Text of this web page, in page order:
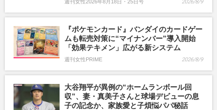
週刊女性2026年8月18日・25日号 2026/8/9
『ポケモンカード』バンダイのカードゲー
ムも転売対策に“マイナンバー”導入開始
「効果テキメン」広がる新システム
週刊女性PRIME 2026/8/9
大谷翔平が異例の“ホームランボール回
収”、妻・真美子さんと球場デビューの息
子の記念か、家族愛と子煩悩パパ秘話